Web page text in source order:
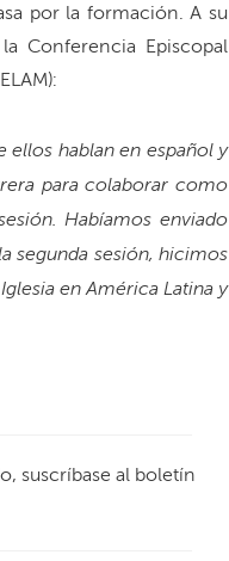
por la formación. A su
Conferencia Episcopal
ellos hablan en español y
para colaborar como
Habíamos enviado
segunda sesión, hicimos
en América Latina y
suscríbase al boletín